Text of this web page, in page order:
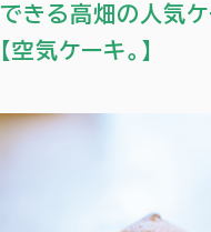
できる高畑の人気
【空気ケーキ。】